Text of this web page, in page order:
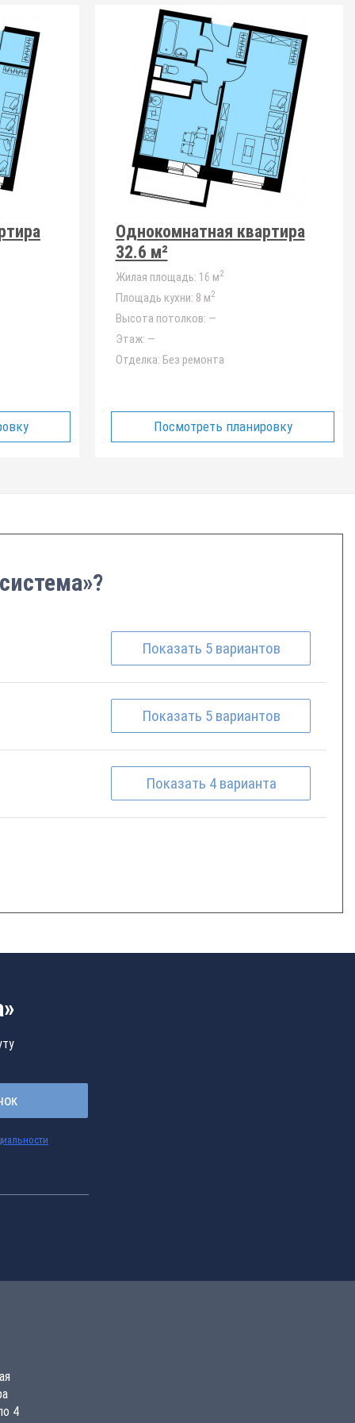
Однокомнатная квартира
32.6 м²
Жилая площадь: 16 м2
Площадь кухни: 8 м2
Высота потолков: —
Этаж: —
Отделка: Без ремонта
Посмотреть планировку
Показать 5 вариантов
Показать 5 вариантов
Показать 4 варианта
4